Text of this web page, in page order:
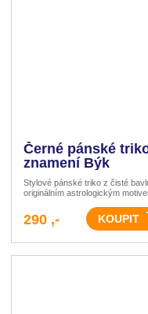
Černé pánské
znamení Býk
Stylové pánské triko z čisté
originálním astrologickým
290 ,-